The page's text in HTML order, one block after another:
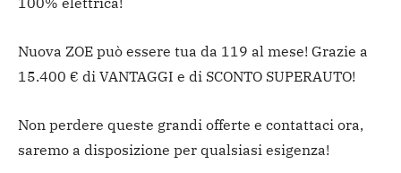
Nuova ZOE può essere tua da 119 al mese! Grazie a
15.400 € di VANTAGGI e di SCONTO SUPERAUTO!
Non perdere queste grandi offerte e contattaci ora,
saremo a disposizione per qualsiasi esigenza!